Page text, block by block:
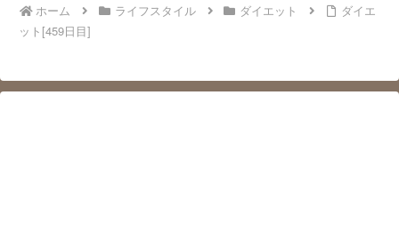
ホーム ライフスタイル ダイエット
ダイエ
ット[459日目]